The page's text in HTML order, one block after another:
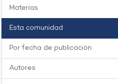
Materias
Esta comunidad
Por fecha de publicación
Autores